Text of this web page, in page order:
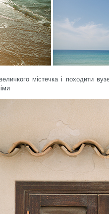
містечка і походити